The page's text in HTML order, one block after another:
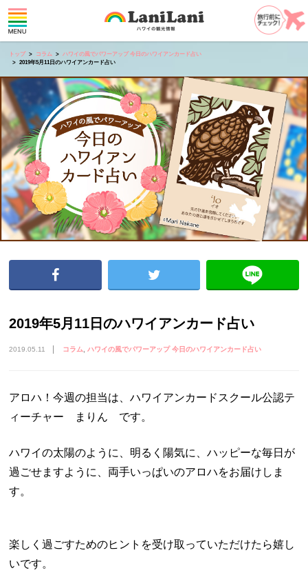
トップ コラム
ハワイの風でパワーアップ 今日のハワイアンカード占い
2019年5月11日のハワイアンカード占い
2019年5月11日のハワイアンカード占い
2019.05.11 コラム ハワイの風でパワーアップ 今日のハワイアンカード占い
アロハ！今週の担当は、ハワイアンカードスクール公認テ
ィーチャー まりん です。
ハワイの太陽のように、明るく陽気に、ハッピーな毎日が
過ごせますように、両手いっぱいのアロハをお届けしま
す。
楽しく過ごすためのヒントを受け取っていただけたら嬉し
いです。